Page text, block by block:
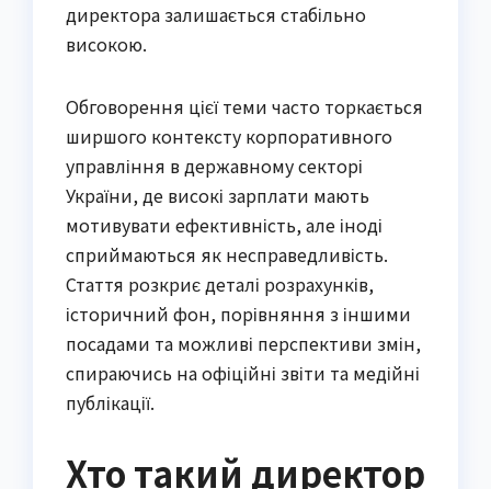
директора залишається стабільно
високою.
Обговорення цієї теми часто торкається
ширшого контексту корпоративного
управління в державному секторі
України, де високі зарплати мають
мотивувати ефективність, але іноді
сприймаються як несправедливість.
Стаття розкриє деталі розрахунків,
історичний фон, порівняння з іншими
посадами та можливі перспективи змін,
спираючись на офіційні звіти та медійні
публікації.
Хто такий директор